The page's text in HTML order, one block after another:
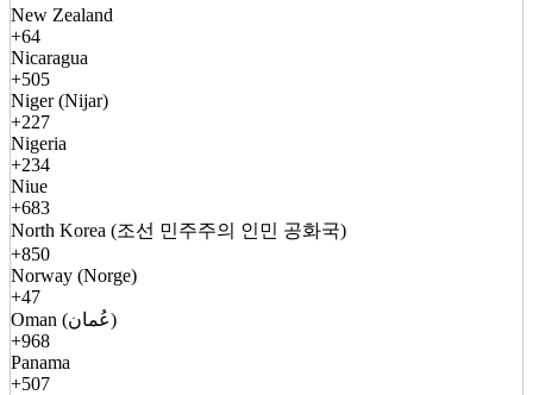
New Zealand
+64
Nicaragua
+505
Niger (Nijar)
+227
Nigeria
+234
Niue
+683
North Korea (조선 민주주의 인민 공화국)
+850
Norway (Norge)
+47
Oman (عُمان)
+968
Panama
+507